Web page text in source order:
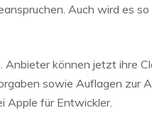
Auch wird es
können jetzt ihre
sowie Auflagen zur
Apple für Entwickler.